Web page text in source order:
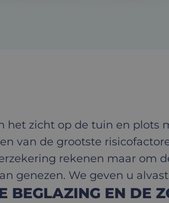
het zicht op de tuin en
van de grootste
rekenen maar
genezen. We geven u
BEGLAZING EN DE